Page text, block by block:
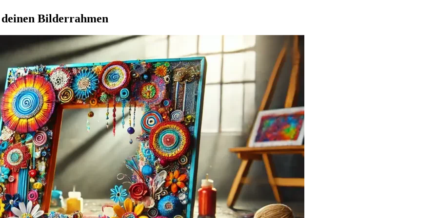
Bilderrahmen